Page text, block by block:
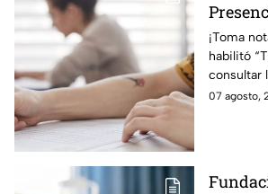
fecha
¡Toma
habilitó
consultar
horario
07 agosto,